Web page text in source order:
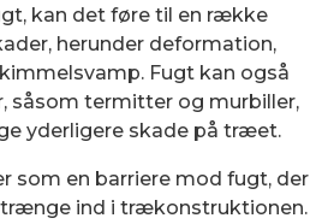
kan det føre til en række
herunder deformation,
Fugt kan også
såsom termitter og murbiller,
yderligere skade på træet.
som en barriere mod fugt, der
ind i trækonstruktionen.